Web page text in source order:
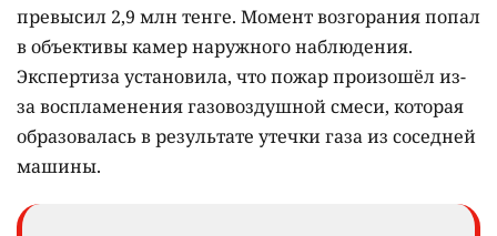
превысил 2,9 млн тенге. Момент возгорания попал
в объективы камер наружного наблюдения.
Экспертиза установила, что пожар произошёл из-
за воспламенения газовоздушной смеси, которая
образовалась в результате утечки газа из соседней
машины.